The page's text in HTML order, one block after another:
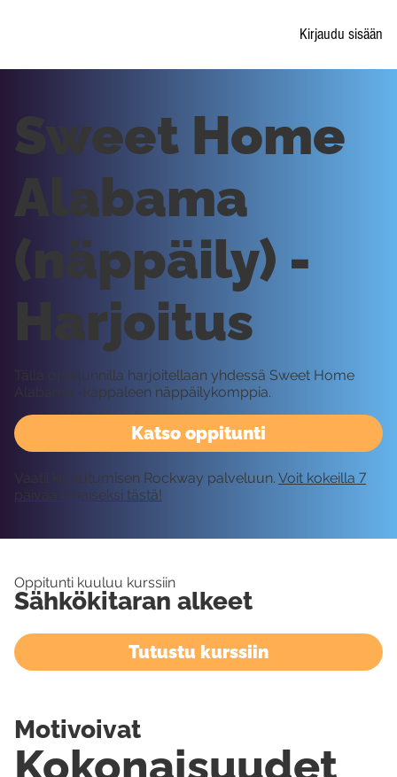
Kirjaudu sisään
Katso oppitunti
Sweet Home
Alabama
(näppäily) -
Harjoitus
Tällä oppitunnilla harjoitellaan yhdessä Sweet Home
Alabama -kappaleen näppäilykomppia.
Vaatii kirjautumisen Rockway palveluun. Voit kokeilla 7
päivää ilmaiseksi tästä!
Oppitunti kuuluu kurssiin
Sähkökitaran alkeet
Tutustu kurssiin
Kokonaisuudet
Motivoivat